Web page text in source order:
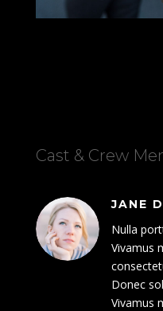
Cast & Crew
JANE
Nulla
Vivamus
Donec
Vivamus